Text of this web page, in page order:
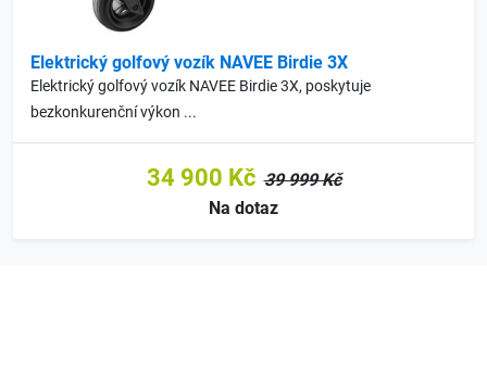
Elektrický golfový vozík NAVEE Birdie 3X
Elektrický golfový vozík NAVEE Birdie 3X, poskytuje
bezkonkurenční výkon ...
34 900 Kč 39 999 Kč
Na dotaz